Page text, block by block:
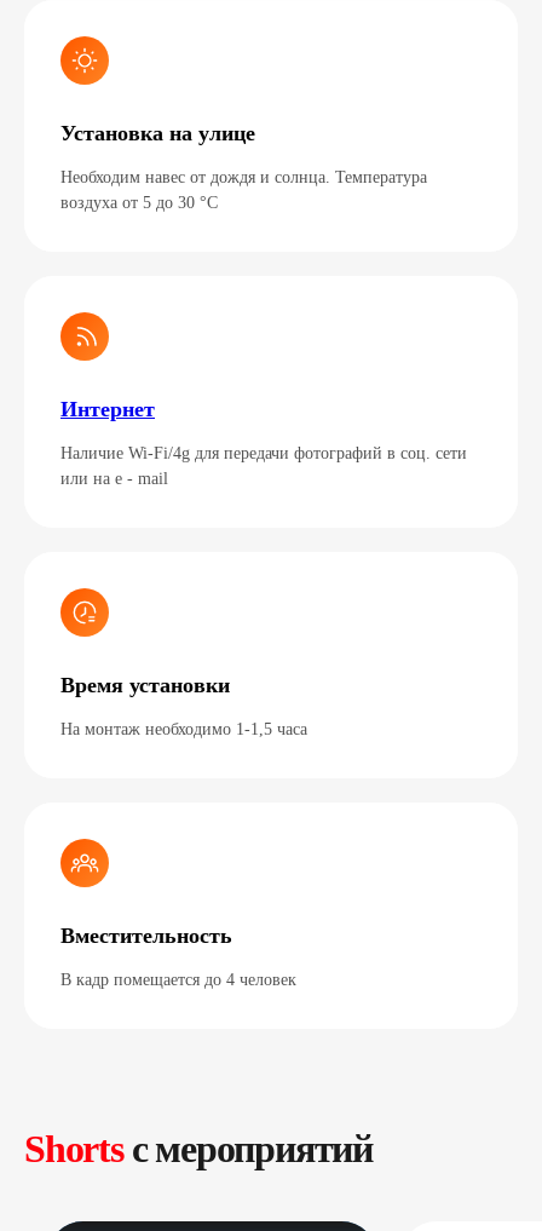
Установка на улице
Необходим навес от дождя и солнца. Температура
воздуха от 5 до 30 °C
Интернет
Наличие Wi-Fi/4g для передачи фотографий в соц. сети
или на e - mail
Время установки
На монтаж необходимо 1-1,5 часа
Вместительность
В кадр помещается до 4 человек
Shortsc мероприятий